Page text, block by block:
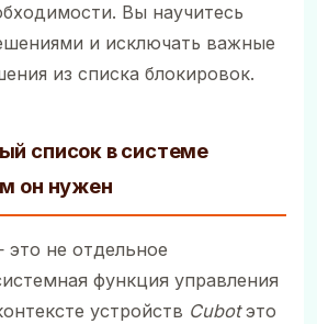
Вы научитесь
и исключать важные
из списка блокировок.
список в системе
он нужен
не отдельное
функция управления
устройств Cubotэто